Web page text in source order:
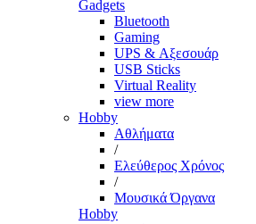
Gadgets
Bluetooth
Gaming
UPS & Αξεσουάρ
USB Sticks
Virtual Reality
view more
Hobby
Αθλήματα
/
Ελεύθερος Χρόνος
/
Μουσικά Όργανα
Hobby